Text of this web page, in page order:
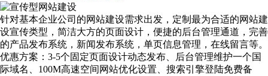
针对基本企业公司的网站建设需求出发，定制最为合适的网站建
设宣传类型，简洁大方的页面设计，便捷的后台管理通道，完善
的产品发布系统，新闻发布系统，单页信息管理，在线留言等。
优惠方案： 3-5个固定页面设计动态发布、后台管理维护一个国
际域名、100M高速空间网站优化设置、搜索引擎登陆免费备